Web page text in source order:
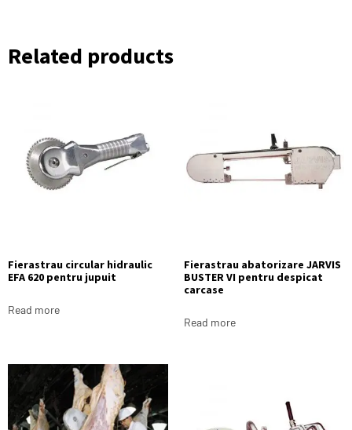
Related products
Fierastrau circular hidraulic
EFA 620 pentru jupuit
Read more
Fierastrau abatorizare JARVIS
BUSTER VI pentru despicat
carcase
Read more